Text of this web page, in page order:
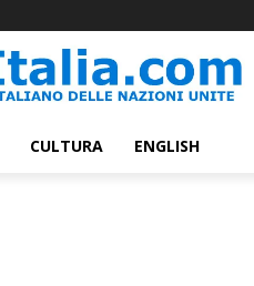
CULTURA ENGLISH